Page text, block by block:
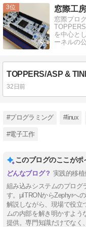
3 窓際工房
窓際プロ
を中心と
ーネルの
32日前
#プログラミング #linux
#電子工作
このブログのここがポ
実践的移
組み込みシステムのプログ
す。μITRONからZephyrへ
解説しながら、現場で役立
ムの内部を解き明かすよ
提供。専門知識だけでなく